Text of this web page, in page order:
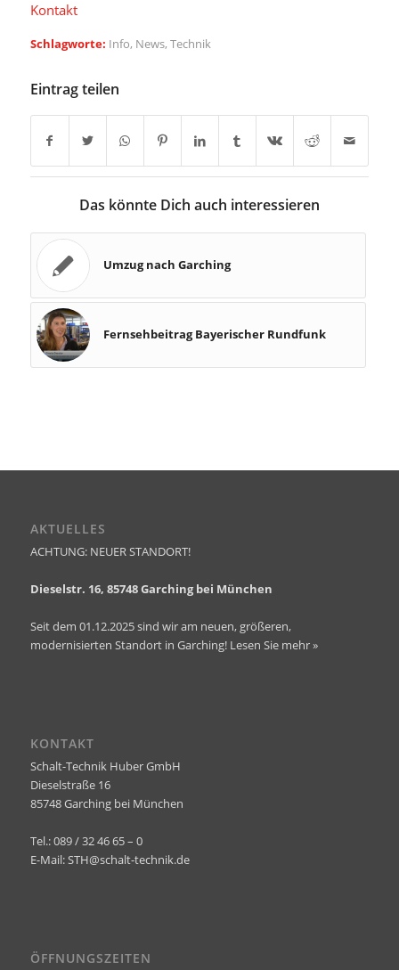
Kontakt
Schlagworte: Info, News, Technik
Eintrag teilen
Das könnte Dich auch interessieren
Umzug nach Garching
Fernsehbeitrag Bayerischer Rundfunk
AKTUELLES
ACHTUNG: NEUER STANDORT!
Dieselstr. 16, 85748 Garching bei München
Seit dem 01.12.2025 sind wir am neuen, größeren,
modernisierten Standort in Garching! Lesen Sie mehr »
KONTAKT
Schalt-Technik Huber GmbH
Dieselstraße 16
85748 Garching bei München
Tel.: 089 / 32 46 65 – 0
E-Mail:STH@schalt-technik.de
ÖFFNUNGSZEITEN